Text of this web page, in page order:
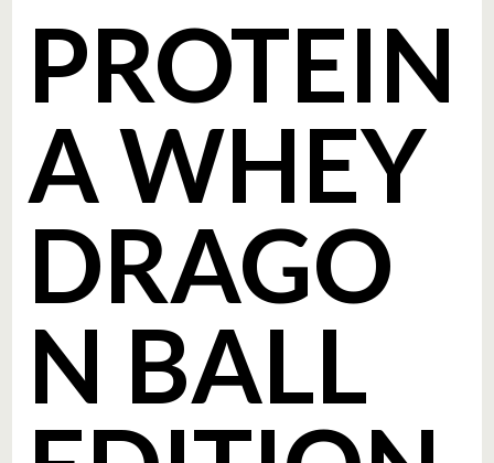
PROTEIN
A WHEY
DRAGO
N BALL